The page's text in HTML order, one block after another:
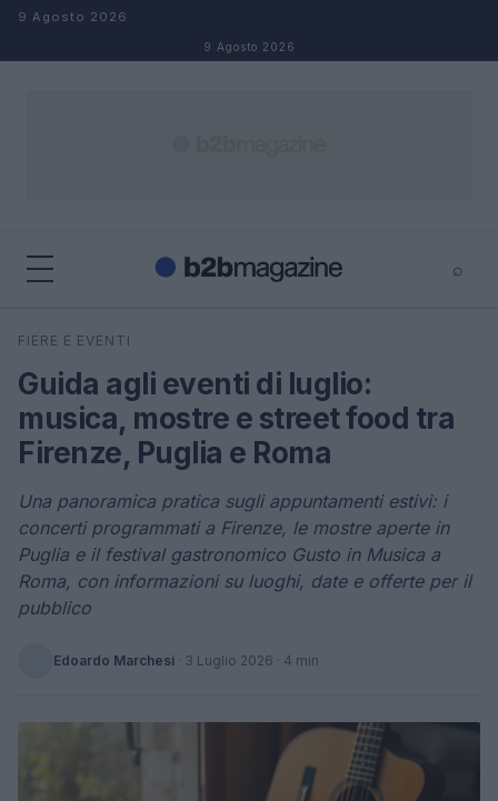
Salta al contenuto
9 Agosto 2026
9 Agosto 2026
⌕
Cerca
FIERE E EVENTI
Guida agli eventi di luglio:
musica, mostre e street food tra
Firenze, Puglia e Roma
Una panoramica pratica sugli appuntamenti estivi: i
concerti programmati a Firenze, le mostre aperte in
Puglia e il festival gastronomico Gusto in Musica a
Roma, con informazioni su luoghi, date e offerte per il
pubblico
Edoardo Marchesi · 3 Luglio 2026 · 4 min